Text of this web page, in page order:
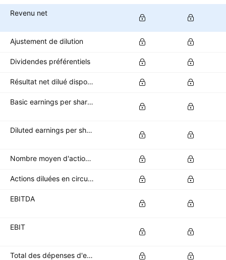
Revenu net
Ajustement de dilution
Dividendes préférentiels
Résultat net dilué disponible pour les actionnaires ordinaires
Basic earnings per share (basic EPS)
Diluted earnings per share (diluted EPS)
Nombre moyen d'actions de base en circulation
Actions diluées en circulation
EBITDA
EBIT
Total des dépenses d'exploitation